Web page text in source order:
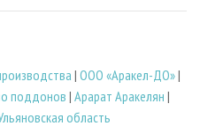
| ООО «Аракел-ДО»|
поддонов | Арарат Аракелян |
область